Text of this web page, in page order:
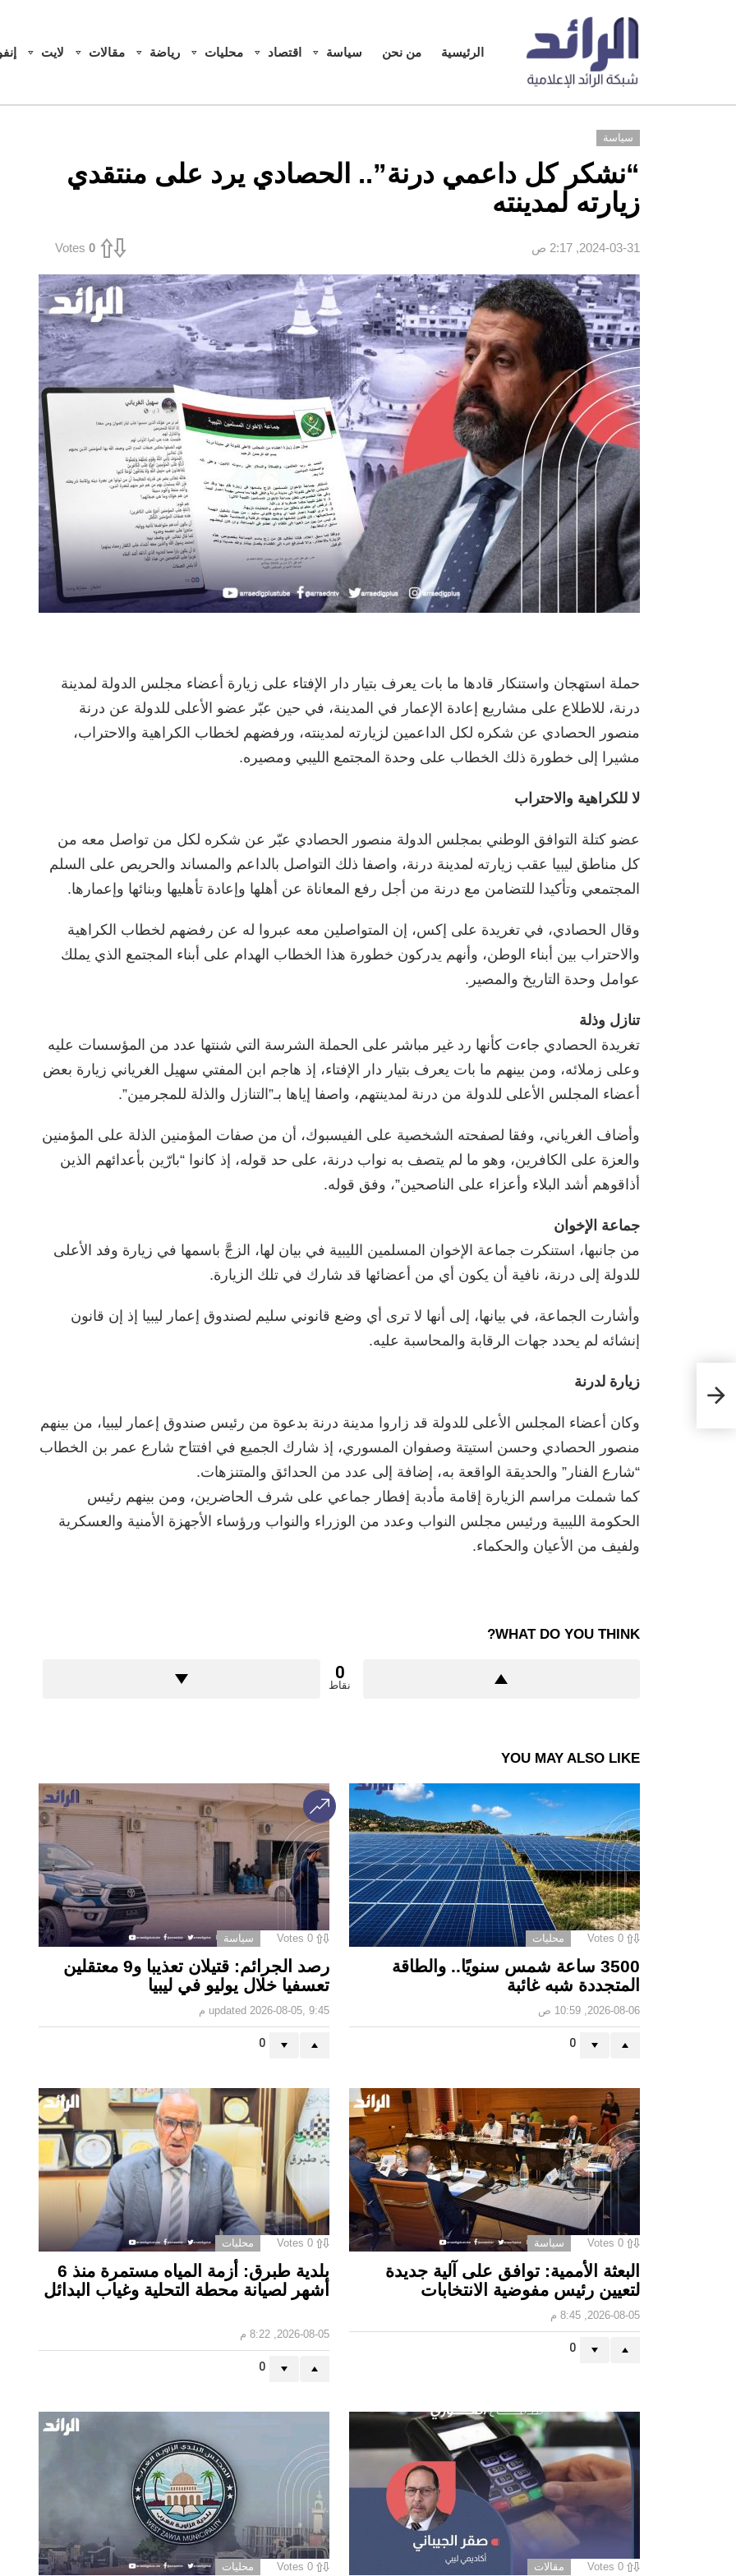
الرئيسية من نحن سياسة اقتصاد محليات رياضة مقالات لايت
سياسة
“نشكر كل داعمي درنة”.. الحصادي يرد على منتقدي
زيارته لمدينته
2024-03-31, 2:17 ص 0
Votes
حملة استهجان واستنكار قادها ما بات يعرف بتيار دار الإفتاء على زيارة أعضاء مجلس الدولة لمدينة
درنة، للاطلاع على مشاريع إعادة الإعمار في المدينة، في حين عبّر عضو الأعلى للدولة عن درنة
منصور الحصادي عن شكره لكل الداعمين لزيارته لمدينته، ورفضهم لخطاب الكراهية والاحتراب،
مشيرا إلى خطورة ذلك الخطاب على وحدة المجتمع الليبي ومصيره.
لا للكراهية والاحتراب
عضو كتلة التوافق الوطني بمجلس الدولة منصور الحصادي عبّر عن شكره لكل من تواصل معه من
كل مناطق ‫ليبيا‬ عقب زيارته لمدينة درنة، واصفا ذلك التواصل بالداعم والمساند والحريص على السلم
المجتمعي وتأكيدا للتضامن مع ‫درنة‬ من أجل رفع المعاناة عن أهلها وإعادة تأهليها وبنائها وإعمارها.
وقال الحصادي، في تغريدة على إكس، إن المتواصلين معه عبروا له عن رفضهم لخطاب الكراهية
والاحتراب بين أبناء الوطن، وأنهم يدركون خطورة هذا الخطاب الهدام ‏على أبناء المجتمع الذي يملك
عوامل وحدة التاريخ والمصير.
تنازل وذلة
تغريدة الحصادي جاءت كأنها رد غير مباشر على الحملة الشرسة التي شنتها عدد من المؤسسات عليه
وعلى زملائه، ومن بينهم ما بات يعرف بتيار دار الإفتاء، إذ هاجم ابن المفتي سهيل الغرياني زيارة بعض
أعضاء المجلس الأعلى للدولة من درنة لمدينتهم، واصفا إياها بـ”التنازل والذلة للمجرمين”.
وأضاف الغرياني، وفقا لصفحته الشخصية على الفيسبوك، أن من صفات المؤمنين الذلة على المؤمنين
والعزة على الكافرين، وهو ما لم يتصف به نواب درنة، على حد قوله، إذ كانوا “بارّين بأعدائهم الذين
أذاقوهم أشد البلاء وأعزاء على الناصحين”، وفق قوله.
جماعة الإخوان
من جانبها، استنكرت جماعة الإخوان المسلمين الليبية في بيان لها، الزجَّ باسمها في زيارة وفد الأعلى
للدولة إلى درنة، نافية أن يكون أي من أعضائها قد شارك في تلك الزيارة.
وأشارت الجماعة، في بيانها، إلى أنها لا ترى أي وضع قانوني سليم لصندوق إعمار ليبيا إذ إن قانون
إنشائه لم يحدد جهات الرقابة والمحاسبة عليه.
زيارة لدرنة
وكان أعضاء المجلس الأعلى للدولة قد زاروا مدينة درنة بدعوة من رئيس صندوق إعمار ليبيا، من بينهم
منصور الحصادي وحسن استيتة وصفوان المسوري، إذ شارك الجميع في افتتاح شارع عمر بن الخطاب
“شارع الفنار” والحديقة الواقعة به، إضافة إلى عدد من الحدائق والمتنزهات.
كما شملت مراسم الزيارة إقامة مأدبة إفطار جماعي على شرف الحاضرين، ومن بينهم رئيس
الحكومة الليبية ورئيس مجلس النواب وعدد من الوزراء والنواب ورؤساء الأجهزة الأمنية والعسكرية
ولفيف من الأعيان والحكماء.
WHAT DO YOU THINK?
0
نقاط
YOU MAY ALSO LIKE
0
Votes محليات
3500 ساعة شمس سنويًا.. والطاقة
المتجددة شبه غائبة
2026-08-06, 10:59 ص
0
0
Votes سياسة
رصد الجرائم: قتيلان تعذيبا و9 معتقلين
تعسفيا خلال يوليو في ليبيا
updated 2026-08-05, 9:45 م
0
0
Votes سياسة
البعثة الأممية: توافق على آلية جديدة
لتعيين رئيس مفوضية الانتخابات
2026-08-05, 8:45 م
0
0
Votes محليات
بلدية طبرق: أزمة المياه مستمرة منذ 6
أشهر لصيانة محطة التحلية وغياب البدائل ‏
2026-08-05, 8:22 م
0
0
Votes مقالات 0
Votes محليات